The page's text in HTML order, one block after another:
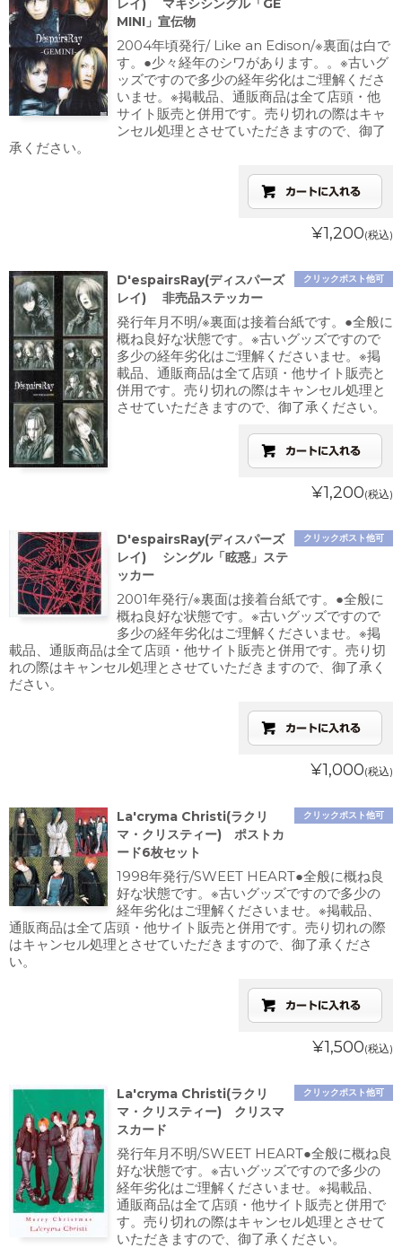
レイ) マキシシングル「GE
MINI」宣伝物
2004年頃発行/ Like an Edison/※裏面は白で
す。●少々経年のシワがあります。。※古いグ
ッズですので多少の経年劣化はご理解くださ
いませ。※掲載品、通販商品は全て店頭・他
サイト販売と併用です。売り切れの際はキャ
ンセル処理とさせていただきますので、御了
承ください。
¥1,200(税込)
クリックポスト他可
D'espairsRay(ディスパーズ
レイ) 非売品ステッカー
発行年月不明/※裏面は接着台紙です。●全般に
概ね良好な状態です。※古いグッズですので
多少の経年劣化はご理解くださいませ。※掲
載品、通販商品は全て店頭・他サイト販売と
併用です。売り切れの際はキャンセル処理と
させていただきますので、御了承ください。
¥1,200(税込)
クリックポスト他可
D'espairsRay(ディスパーズ
レイ) シングル「眩惑」ステ
ッカー
2001年発行/※裏面は接着台紙です。●全般に
概ね良好な状態です。※古いグッズですので
多少の経年劣化はご理解くださいませ。※掲
載品、通販商品は全て店頭・他サイト販売と併用です。売り切
れの際はキャンセル処理とさせていただきますので、御了承く
ださい。
¥1,000(税込)
クリックポスト他可
La'cryma Christi(ラクリ
マ・クリスティー) ポストカ
ード6枚セット
1998年発行/SWEET HEART●全般に概ね良
好な状態です。※古いグッズですので多少の
経年劣化はご理解くださいませ。※掲載品、
通販商品は全て店頭・他サイト販売と併用です。売り切れの際
はキャンセル処理とさせていただきますので、御了承くださ
い。
¥1,500(税込)
クリックポスト他可
La'cryma Christi(ラクリ
マ・クリスティー) クリスマ
スカード
発行年月不明/SWEET HEART●全般に概ね良
好な状態です。※古いグッズですので多少の
経年劣化はご理解くださいませ。※掲載品、
通販商品は全て店頭・他サイト販売と併用で
す。売り切れの際はキャンセル処理とさせて
いただきますので、御了承ください。